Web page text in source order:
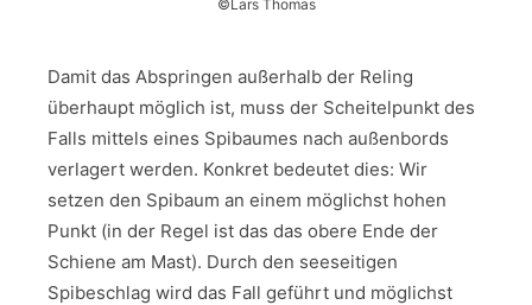
©Lars Thomas
Damit das Abspringen außerhalb der Reling
überhaupt möglich ist, muss der Scheitelpunkt des
Falls mittels eines Spibaumes nach außenbords
verlagert werden. Konkret bedeutet dies: Wir
setzen den Spibaum an einem möglichst hohen
Punkt (in der Regel ist das das obere Ende der
Schiene am Mast). Durch den seeseitigen
Spibeschlag wird das Fall geführt und möglichst